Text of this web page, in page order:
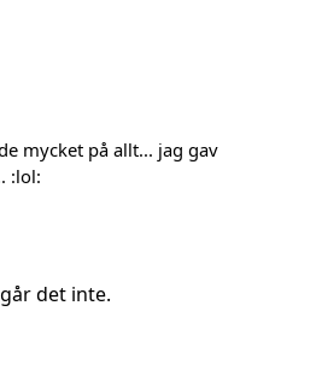
mycket på allt... jag gav
:lol:
det inte.